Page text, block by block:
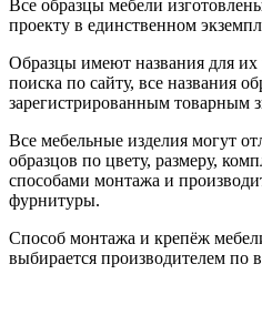
Все образцы мебели
проекту в единственном
Образцы имеют названия для их
поиска по сайту, все названия
зарегистрированным товарным
Все мебельные изделия могут
образцов по цвету, размеру,
способами монтажа и
фурнитуры.
Способ монтажа и крепёж
выбирается производителем по